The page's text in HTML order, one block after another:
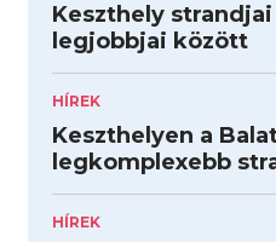
Keszthely
legjobbjai között
HÍREK
Keszthelyen a
legkomplexebb
HÍREK